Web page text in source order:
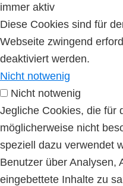
immer aktiv
Diese Cookies sind für
Webseite zwingend
deaktiviert werden.
Nicht notwenig
Nicht notwenig
Jegliche Cookies, die für
möglicherweise nicht
speziell dazu verwendet
Benutzer über Analysen,
eingebettete Inhalte zu